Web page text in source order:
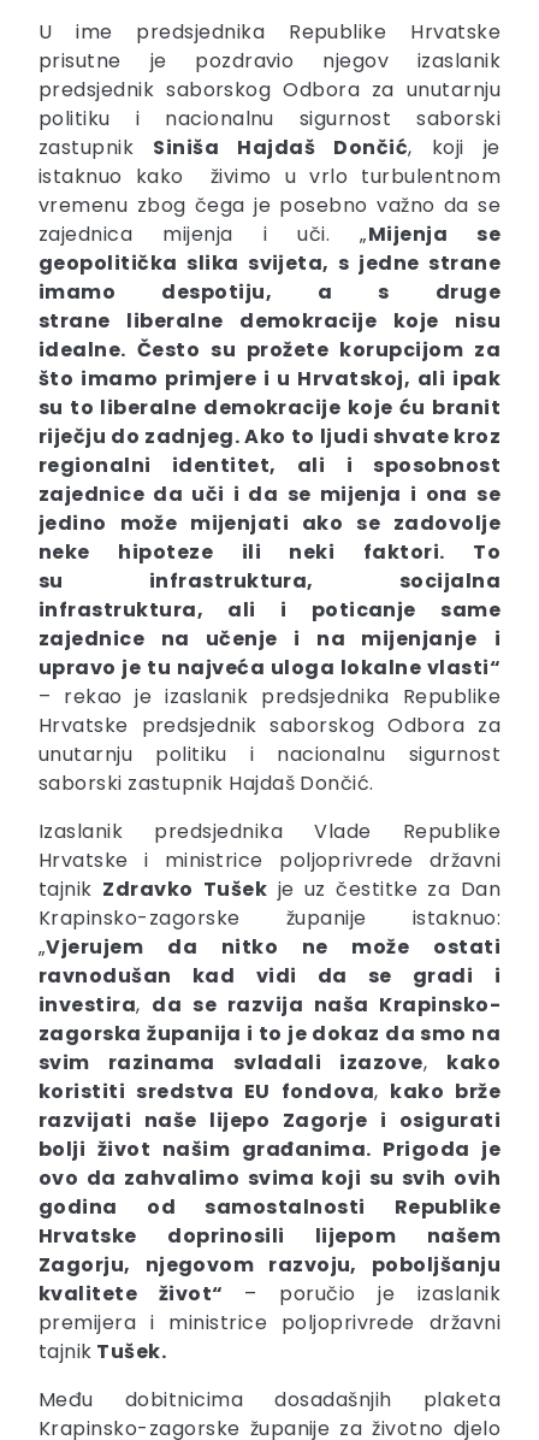
U ime predsjednika Republike Hrvatske
prisutne je pozdravio njegov izaslanik
predsjednik saborskog Odbora za unutarnju
politiku i nacionalnu sigurnost saborski
zastupnik Siniša Hajdaš Dončić, koji je
istaknuo kako živimo u vrlo turbulentnom
vremenu zbog čega je posebno važno da se
zajednica mijenja i uči. „Mijenja se
geopolitička slika svijeta, s jedne strane
imamo despotiju, a s druge
strane liberalne demokracije koje nisu
idealne. Često su prožete korupcijom za
što imamo primjere i u Hrvatskoj, ali ipak
su to liberalne demokracije koje ću branit
riječju do zadnjeg. Ako to ljudi shvate kroz
regionalni identitet, ali i sposobnost
zajednice da uči i da se mijenja i ona se
jedino može mijenjati ako se zadovolje
neke hipoteze ili neki faktori. To
su infrastruktura, socijalna
infrastruktura, ali i poticanje same
zajednice na učenje i na mijenjanje
i
upravo je tu najveća uloga lokalne vlasti“
– rekao je izaslanik predsjednika Republike
Hrvatske predsjednik saborskog Odbora za
unutarnju politiku i nacionalnu sigurnost
saborski zastupnik Hajdaš Dončić.
Izaslanik predsjednika Vlade Republike
Hrvatske i ministrice poljoprivrede državni
tajnik Zdravko Tušek je uz čestitke za Dan
Krapinsko-zagorske županije istaknuo:
„Vjerujem da nitko ne može ostati
ravnodušan kad vidi da se gradi i
investira, da se razvija naša Krapinsko-
zagorska županija i to je dokaz da smo na
svim razinama svladali izazove, kako
koristiti sredstva EU fondova, kako brže
razvijati naše lijepo Zagorje i osigurati
bolji život našim građanima. Prigoda je
ovo da zahvalimo svima koji su svih ovih
godina od samostalnosti Republike
Hrvatske doprinosili lijepom našem
Zagorju, njegovom razvoju, poboljšanju
kvalitete život“ – poručio je izaslanik
premijera i ministrice poljoprivrede državni
tajnik Tušek.
Među dobitnicima dosadašnjih plaketa
Krapinsko-zagorske županije za životno djelo